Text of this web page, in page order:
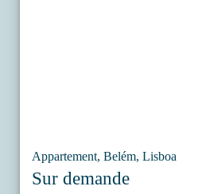
Appartement, Belém, Lisboa
Sur demande